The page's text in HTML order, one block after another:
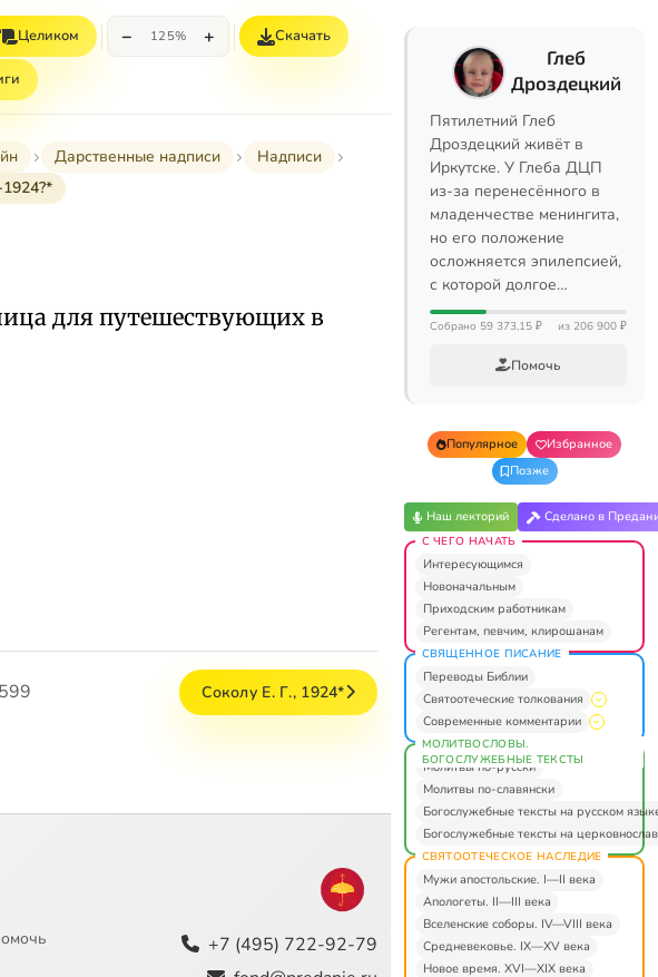
Целиком − 125% + Скачать
Дарственные надписи
Надписи
для путешествующих в
Соколу Е. Г., 1924*
+7 (495) 722-92-79
Глеб
Дроздецкий
Пятилетний Глеб
Дроздецкий живёт в
Иркутске. У Глеба ДЦП
из-за перенесённого в
младенчестве менингита,
но его положение
осложняется эпилепсией,
с которой долгое…
Собрано 59 373,15 ₽ из 206 900 ₽
Помочь
Популярное
Избранное
Позже
Наш лекторий Сделано в
С ЧЕГО НАЧАТЬ
Интересующимся
Новоначальным
Приходским работникам
Регентам, певчим, клирошанам
СВЯЩЕННОЕ ПИСАНИЕ
Переводы Библии
Святоотеческие толкования
Современные комментарии
МОЛИТВОСЛОВЫ.
БОГОСЛУЖЕБНЫЕ ТЕКСТЫ
Молитвы по-русски
Молитвы по-славянски
Богослужебные тексты на русском
Богослужебные тексты на
СВЯТООТЕЧЕСКОЕ НАСЛЕДИЕ
Мужи апостольские. I—II века
Апологеты. II—III века
Вселенские соборы. IV—VIII века
Средневековье. IX—XV века
Новое время. XVI—XIX века